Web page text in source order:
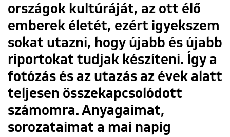
országok kultúráját, az ott élő
emberek életét, ezért igyekszem
sokat utazni, hogy újabb és újabb
riportokat tudjak készíteni. Így a
fotózás és az utazás az évek alatt
teljesen összekapcsolódott
számomra. Anyagaimat,
sorozataimat a mai napig